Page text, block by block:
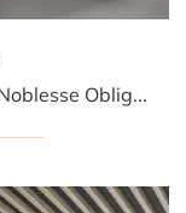
Cerchi una cucina Mittel? Il modello Noblesse Oblige in laccato opaco ti sta aspettando nel nostro negozio di Cucine Design con penisola.